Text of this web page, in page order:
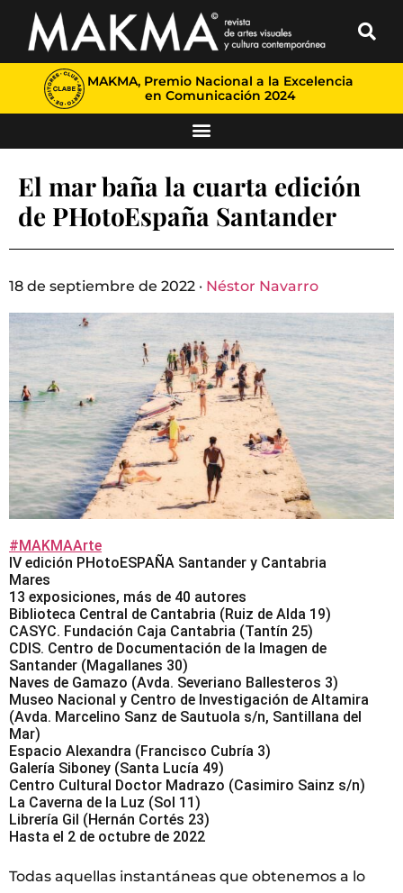
MAKMA, Premio Nacional a la Excelencia
en Comunicación 2024
El mar baña la cuarta edición
de PHotoEspaña Santander
18 de septiembre de 2022 · Néstor Navarro
#MAKMAArte
IV edición PHotoESPAÑA Santander y Cantabria
Mares
13 exposiciones, más de 40 autores
Biblioteca Central de Cantabria (Ruiz de Alda 19)
CASYC. Fundación Caja Cantabria (Tantín 25)
CDIS. Centro de Documentación de la Imagen de
Santander (Magallanes 30)
Naves de Gamazo (Avda. Severiano Ballesteros 3)
Museo Nacional y Centro de Investigación de Altamira
(Avda. Marcelino Sanz de Sautuola s/n, Santillana del
Mar)
Espacio Alexandra (Francisco Cubría 3)
Galería Siboney (Santa Lucía 49)
Centro Cultural Doctor Madrazo (Casimiro Sainz s/n)
La Caverna de la Luz (Sol 11)
Librería Gil (Hernán Cortés 23)
Hasta el 2 de octubre de 2022
Todas aquellas instantáneas que obtenemos a lo